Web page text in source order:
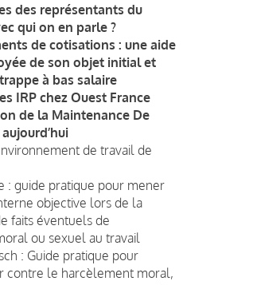
des représentants du
qui on en parle ?
de cotisations : une aide
de son objet initial et
à bas salaire
IRP chez Ouest France
de la Maintenance De
de travail de
: guide pratique pour mener
objective lors de la
faits éventuels de
ou sexuel au travail
: Guide pratique pour
contre le harcèlement moral,